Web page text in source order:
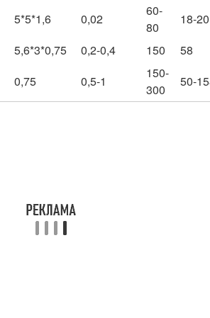
5*5*1,6 0,02
60-
80
18-20
5,6*3*0,75 0,2-0,4 150
58
0,75 0,5-1
150-
300
50-